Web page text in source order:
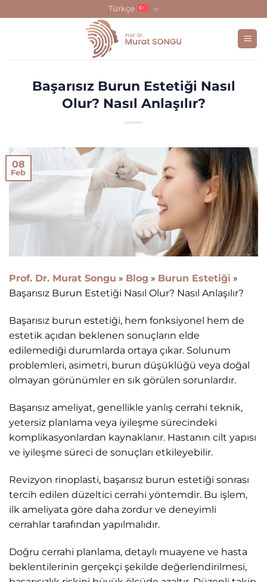
Türkçe
Başarısız Burun Estetiği Nasıl
Olur? Nasıl Anlaşılır?
08
Feb
Prof. Dr. Murat Songu » Blog » Burun Estetiği »
Başarısız Burun Estetiği Nasıl Olur? Nasıl Anlaşılır?
Başarısız burun estetiği, hem fonksiyonel hem de
estetik açıdan beklenen sonuçların elde
edilemediği durumlarda ortaya çıkar. Solunum
problemleri, asimetri, burun düşüklüğü veya doğal
olmayan görünümler en sık görülen sorunlardır.
Başarısız ameliyat, genellikle yanlış cerrahi teknik,
yetersiz planlama veya iyileşme sürecindeki
komplikasyonlardan kaynaklanır. Hastanın cilt yapısı
ve iyileşme süreci de sonuçları etkileyebilir.
Revizyon rinoplasti, başarısız burun estetiği sonrası
tercih edilen düzeltici cerrahi yöntemdir. Bu işlem,
ilk ameliyata göre daha zordur ve deneyimli
cerrahlar tarafından yapılmalıdır.
Doğru cerrahi planlama, detaylı muayene ve hasta
beklentilerinin gerçekçi şekilde değerlendirilmesi,